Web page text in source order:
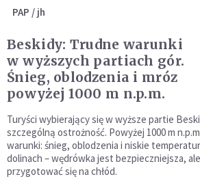
PAP / jh
Beskidy: Trudne warunki
w wyższych partiach gór.
Śnieg, oblodzenia i mróz
powyżej 1000 m n.p.m.
Turyści wybierający się w wyższe partie
szczególną ostrożność. Powyżej 1000 m
warunki: śnieg, oblodzenia i niskie
dolinach – wędrówka jest bezpieczniejsza,
przygotować się na chłód.